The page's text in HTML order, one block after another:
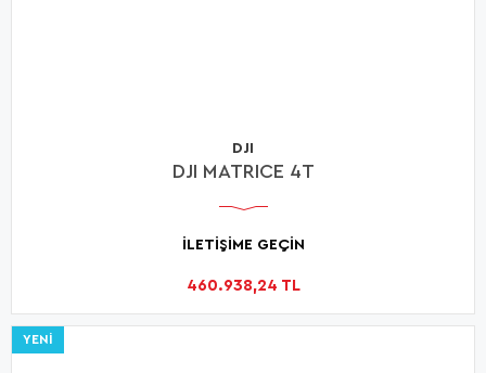
DJI
DJI MATRICE 4T
460.938,24 TL
İLETİŞİME GEÇİN
YENI